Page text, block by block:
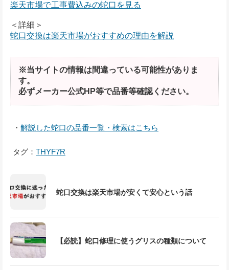
楽天市場で工事費込みの蛇口を見る
＜詳細＞
蛇口交換は楽天市場がおすすめの理由を解説
※当サイトの情報は間違っている可能性がありま
す。
必ずメーカー公式HP等で品番等確認ください。
・ 解説した蛇口の品番一覧・検索はこちら
タグ： THYF7R
蛇口交換は楽天市場が安くて安心という話
【必読】蛇口修理に使うグリスの種類について